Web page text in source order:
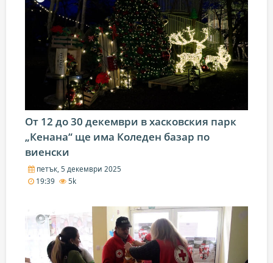
От 12 до 30 декември в хасковския парк
„Кенана“ ще има Коледен базар по
виенски
петък, 5 декември 2025
19:39
5k